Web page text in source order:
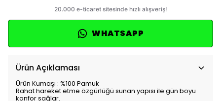
WHATSAPP
Ürün Açıklaması
Ürün Kumaşı : %100 Pamuk
Rahat hareket etme özgürlüğü sunan yapısı ile gün boyu
konfor sağlar.